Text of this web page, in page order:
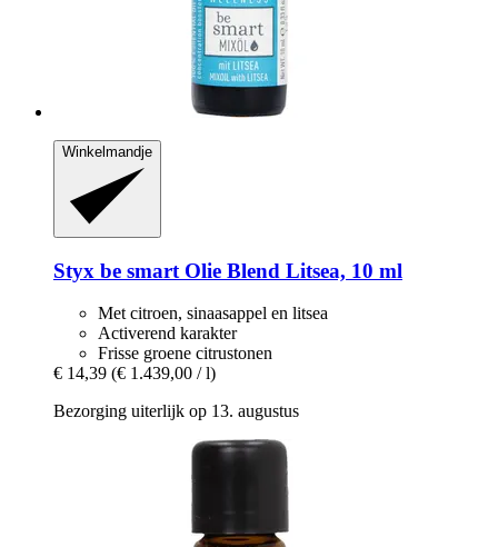
Winkelmandje
Styx be smart Olie Blend Litsea, 10 ml
Met citroen, sinaasappel en litsea
Activerend karakter
Frisse groene citrustonen
€ 14,39 (€ 1.439,00 / l)
Bezorging uiterlijk op 13. augustus